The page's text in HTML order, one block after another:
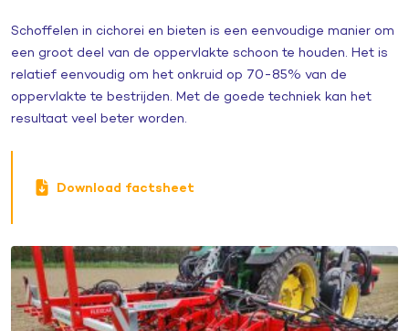
Schoffelen in cichorei en bieten is een eenvoudige manier om
een groot deel van de oppervlakte schoon te houden. Het is
relatief eenvoudig om het onkruid op 70-85% van de
oppervlakte te bestrijden. Met de goede techniek kan het
resultaat veel beter worden.
Download factsheet